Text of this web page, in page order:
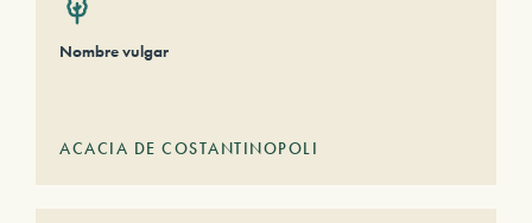
Nombre vulgar
ACACIA DE COSTANTINOPOLI